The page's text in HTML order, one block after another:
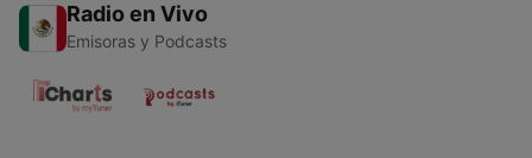
Radio en Vivo
Emisoras y Podcasts